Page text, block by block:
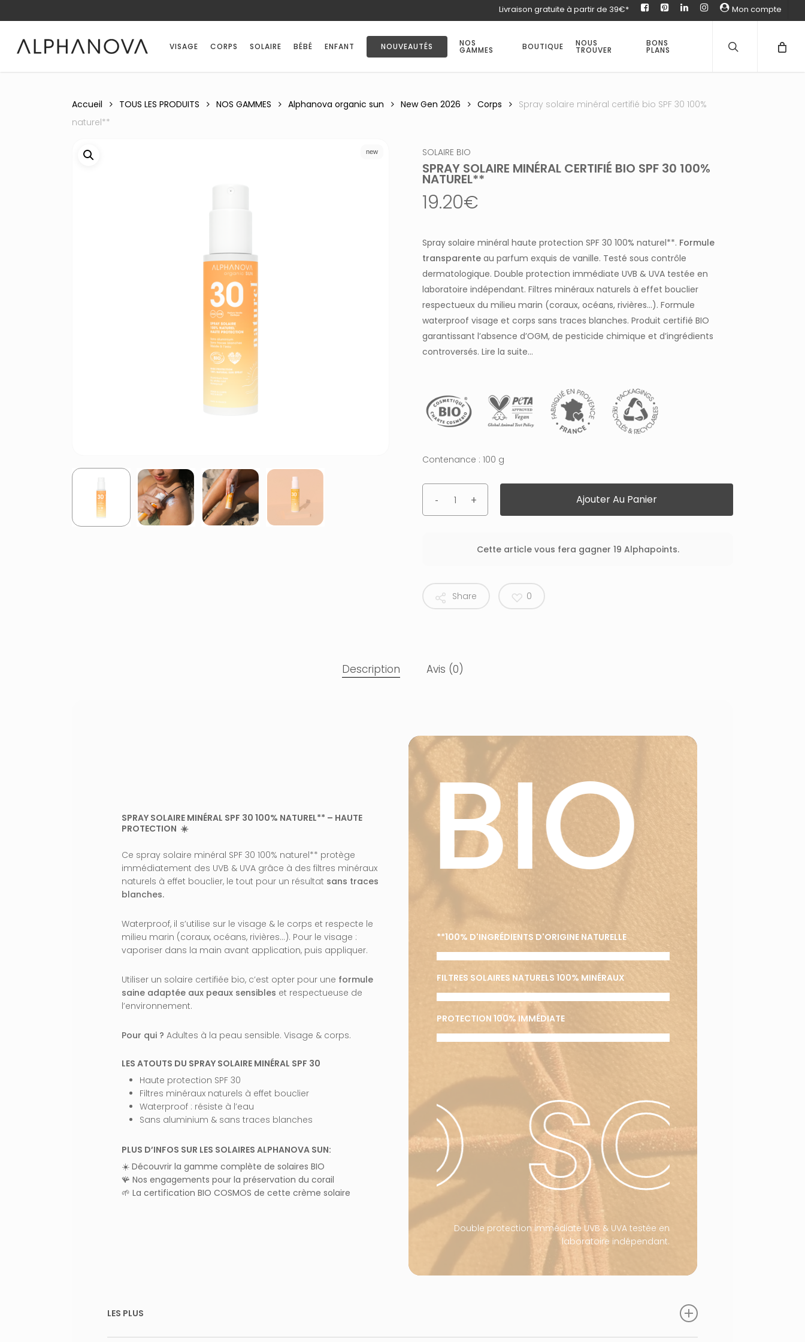
to
content
Livraison gratuite à partir de 39€* facebook
pinterest
LinkedinstagramMon compte
VISAGE CORPS SOLAIRE BÉBÉ ENFANT NOUVEAUTÉS NOS
GAMMES BOUTIQUE NOUS
TROUVER
BONS
PLANS
recherche
Accueil TOUS LES PRODUITS NOS GAMMES Alphanova organic sun New Gen 2026 Corps
Spray solaire minéral certifié bio SPF 30 100%
naturel**
new SOLAIRE BIO
SPRAY SOLAIRE MINÉRAL CERTIFIÉ BIO SPF 30 100%
NATUREL**
19.20€
Spray solaire minéral haute protection SPF 30 100% naturel**. Formule
transparente au parfum exquis de vanille. Testé sous contrôle
dermatologique. Double protection immédiate UVB & UVA testée en
laboratoire indépendant. Filtres minéraux naturels à effet bouclier
respectueux du milieu marin (coraux, océans, rivières…). Formule
waterproof visage et corps sans traces blanches. Produit certifié BIO
garantissant l’absence d’OGM, de pesticide chimique et d’ingrédients
controversés.Lire la suite…
Contenance : 100 g
Ajouter Au Panier
Cette article vous fera gagner 19 Alphapoints.
Share 0
Description Avis (0)
SPRAY SOLAIRE MINÉRAL SPF 30 100% NATUREL** – HAUTE
PROTECTION ☀️
Ce spray solaire minéral SPF 30 100% naturel** protège
immédiatement des UVB & UVA grâce à des filtres minéraux
naturels à effet bouclier, le tout pour un résultat sans traces
blanches.
Waterproof, il s’utilise sur le visage & le corps et respecte le
milieu marin (coraux, océans, rivières…). Pour le visage :
vaporiser dans la main avant application, puis appliquer.
Utiliser un solaire certifiée bio, c’est opter pour une formule
saine adaptée aux peaux sensibles et respectueuse de
l’environnement.
Pour qui ? Adultes à la peau sensible. Visage & corps.
LES ATOUTS DU SPRAY SOLAIRE MINÉRAL SPF 30
Haute protection SPF 30
Filtres minéraux naturels à effet bouclier
Waterproof : résiste à l’eau
Sans aluminium & sans traces blanches
PLUS D’INFOS SUR LES SOLAIRES ALPHANOVA SUN:
☀️ Découvrir la gamme complète de solaires BIO
🪸 Nos engagements pour la préservation du corail
🌱 La certification BIO COSMOS de cette crème solaire
BIO
**100% D'INGRÉDIENTS D'ORIGINE NATURELLE
FILTRES SOLAIRES NATURELS 100% MINÉRAUX
PROTECTION 100% IMMÉDIATE
BIODouble protection immédiate UVB & UVA testée en
laboratoire indépendant.
LES PLUS